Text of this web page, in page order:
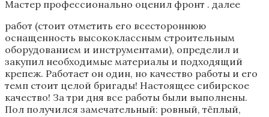
Мастер профессионально оценил фронт . далее
работ (стоит отметить его всестороннюю
оснащенность высококлассным строительным
оборудованием и инструментами), определил и
закупил необходимые материалы и подходящий
крепеж. Работает он один, но качество работы и его
темп стоит целой бригады! Настоящее сибирское
качество! За три дня все работы были выполнены.
Пол получился замечательный: ровный, тёплый,